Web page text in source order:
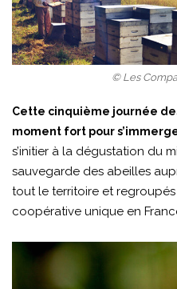
© Les
Cette cinquième journée
moment fort pour
s’initier à la dégustation du
sauvegarde des abeilles
tout le territoire et regroupés
coopérative unique en